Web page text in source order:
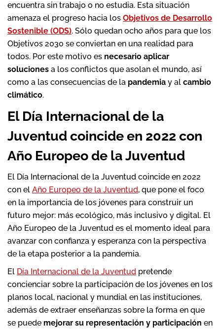
encuentra sin trabajo o no estudia. Esta situación
amenaza el progreso hacia los Objetivos de Desarrollo
Sostenible (ODS). Sólo quedan ocho años para que los
Objetivos 2030 se conviertan en una realidad para
todos. Por este motivo es necesario aplicar
soluciones a los conflictos que asolan el mundo, así
como a las consecuencias de la pandemia y al cambio
climático.
El Día Internacional de la
Juventud coincide en 2022 con
Año Europeo de la Juventud
El Día Internacional de la Juventud coincide en 2022
con el Año Europeo de la Juventud, que pone el foco
en la importancia de los jóvenes para construir un
futuro mejor: más ecológico, más inclusivo y digital. El
Año Europeo de la Juventud es el momento ideal para
avanzar con confianza y esperanza con la perspectiva
de la etapa posterior a la pandemia.
El Día Internacional de la Juventud pretende
concienciar sobre la participación de los jóvenes en los
planos local, nacional y mundial en las instituciones,
además de extraer enseñanzas sobre la forma en que
se puede mejorar su representación y participación en